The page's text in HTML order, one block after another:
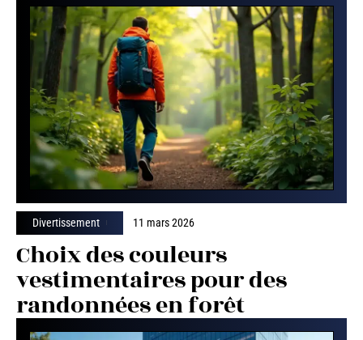
Divertissement 11 mars 2026
Choix des couleurs
vestimentaires pour des
randonnées en forêt